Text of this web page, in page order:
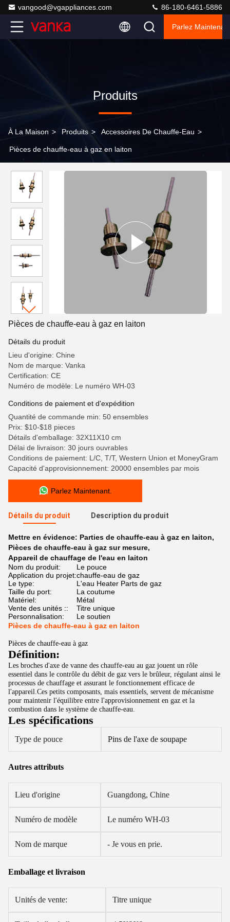
vangood@vgappliances.com 86-180-6461-5886
Parlez
Produits
À La Maison > Produits > Accessoires De Chauffe-Eau >
Pièces de chauffe-eau à gaz en laiton
Pièces de chauffe-eau à gaz en laiton
Détails du produit
Lieu d'origine: Chine
Nom de marque: Vanka
Certification: CE
Numéro de modèle: Le numéro WH-03
Conditions de paiement et d'expédition
Quantité de commande min: 50 ensembles
Prix: $10-$18 pieces
Détails d'emballage: 32X11X10 cm
Délai de livraison: 30 jours ouvrables
Conditions de paiement: L/C, T/T, Western Union et MoneyGram
Capacité d'approvisionnement: 20000 ensembles par mois
Parlez Maintenant.
Détails du produit Description du produit
Mettre en évidence: Parties de chauffe-eau à gaz en laiton,
Pièces de chauffe-eau à gaz sur mesure,
Appareil de chauffage de l'eau en laiton
Nom du produit:
Le pouce
Application du projet:chauffe-eau de gaz
Le type:
L'eau Heater Parts de gaz
Taille du port:
La coutume
Matériel:
Métal
Vente des unités ::
Titre unique
Personnalisation:
Le soutien
Pièces de chauffe-eau à gaz en laiton
Pièces de chauffe-eau à gaz
Définition:
Les broches d'axe de vanne des chauffe-eau au gaz jouent un rôle
essentiel dans le contrôle du débit de gaz vers le brûleur, régulant ainsi le
processus de chauffage et assurant le fonctionnement efficace de
l'appareil.Ces petits composants, mais essentiels, servent de mécanisme
pour maintenir l'équilibre entre l'approvisionnement en gaz et la
combustion dans le système de chauffe-eau.
Les spécifications
Type de pouce Pins de l'axe de soupape
Autres attributs
Lieu d'origine Guangdong, Chine
Numéro de modèle Le numéro WH-03
Nom de marque - Je vous en prie.
Emballage et livraison
Unités de vente: Titre unique